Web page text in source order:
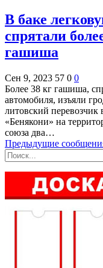
В баке
спрятали
гашиша
Сен 9, 2023 57 0 0
Более 38 кг гашиша,
автомобиля, изъяли
литовский перевозчик
«Бенякони» на
союза два…
Предыдущие